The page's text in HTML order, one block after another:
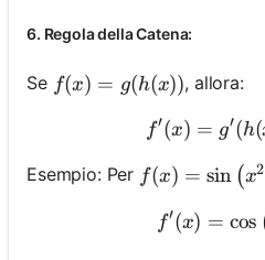
6. Regola della Catena:
Se f(x)=g(h(x))
f(x) = g(h(x)), allora:
f′(x) = g′(h(
Esempio: Per f(x)=\sin
f(x) = sin (x2
f′(x) = cos